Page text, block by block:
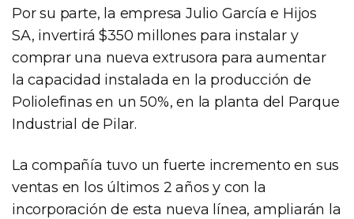
Por su parte, la empresa Julio García e Hijos
SA, invertirá $350 millones para instalar y
comprar una nueva extrusora para aumentar
la capacidad instalada en la producción de
Poliolefinas en un 50%, en la planta del Parque
Industrial de Pilar.
La compañía tuvo un fuerte incremento en sus
ventas en los últimos 2 años y con la
incorporación de esta nueva línea, ampliarán la